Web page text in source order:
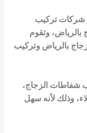
شركاتتركيب
بالرياض، وتقوم
بالرياض وتركيب
شفاطات الزجاج،
وذلك لأنه سهل